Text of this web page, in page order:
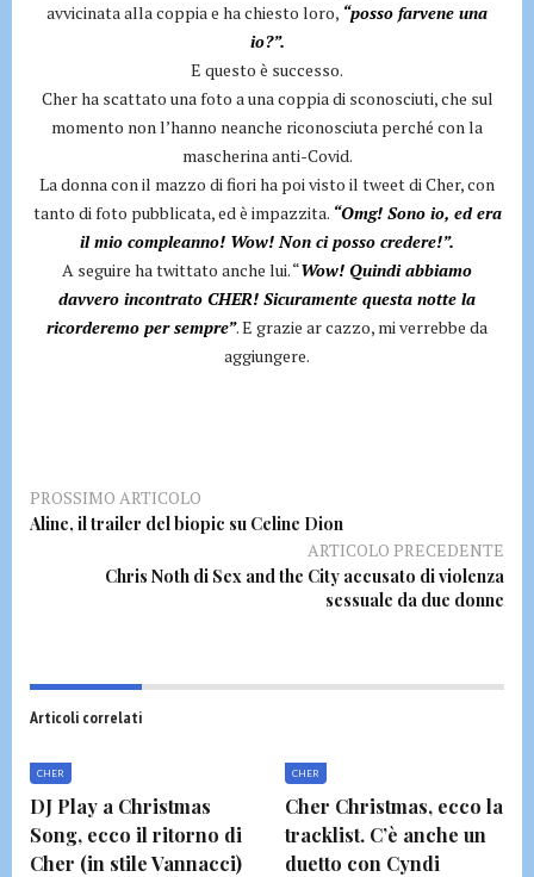
avvicinata alla coppia e ha chiesto loro, “posso farvene una
io?”.
E questo è successo.
Cher ha scattato una foto a una coppia di sconosciuti, che sul
momento non l’hanno neanche riconosciuta perché con la
mascherina anti-Covid.
La donna con il mazzo di fiori ha poi visto il tweet di Cher, con
tanto di foto pubblicata, ed è impazzita. “Omg! Sono io, ed era
il mio compleanno! Wow! Non ci posso credere!”.
A seguire ha twittato anche lui. “Wow! Quindi abbiamo
davvero incontrato CHER! Sicuramente questa notte la
ricorderemo per sempre”. E grazie ar cazzo, mi verrebbe da
aggiungere.
PROSSIMO ARTICOLO
Aline, il trailer del biopic su Celine Dion
ARTICOLO PRECEDENTE
Chris Noth di Sex and the City accusato di violenza
sessuale da due donne
Articoli correlati
CHER
DJ Play a Christmas
Song, ecco il ritorno di
Cher (in stile Vannacci)
CHER
Cher Christmas, ecco la
tracklist. C’è anche un
duetto con Cyndi